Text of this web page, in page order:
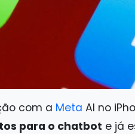
com a Meta AI no
para o chatbot e já